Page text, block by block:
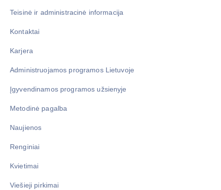
Teisinė ir administracinė informacija
Kontaktai
Karjera
Administruojamos programos Lietuvoje
Įgyvendinamos programos užsienyje
Metodinė pagalba
Naujienos
Renginiai
Kvietimai
Viešieji pirkimai